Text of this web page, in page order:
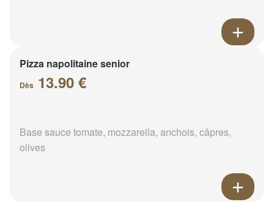
Pizza napolitaine senior
Dès 13.90 €
Base sauce tomate, mozzarella, anchois, câpres,
olives